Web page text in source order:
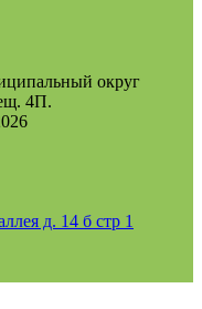
округ
4П.
д. 14 б стр 1